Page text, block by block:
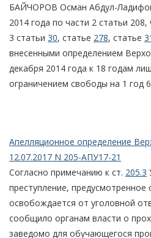
БАЙЧОРОВ Осман Абдул-
2014 года по части 2 статьи
3 статьи 30, статье 278, статье
внесенными определением
декабря 2014 года к 18 годам
ограничением свободы на 1 год
Апелляционное определение
12.07.2017 N 205-АПУ17-21
Согласно примечанию к ст. 205.3
преступление, предусмотренное
освобождается от уголовной
сообщило органам власти о
заведомо для обучающегося